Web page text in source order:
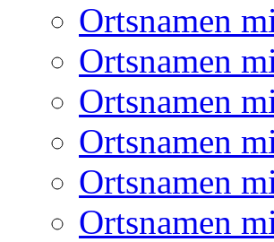
Ortsnamen
Ortsnamen
Ortsnamen
Ortsnamen
Ortsnamen
Ortsnamen